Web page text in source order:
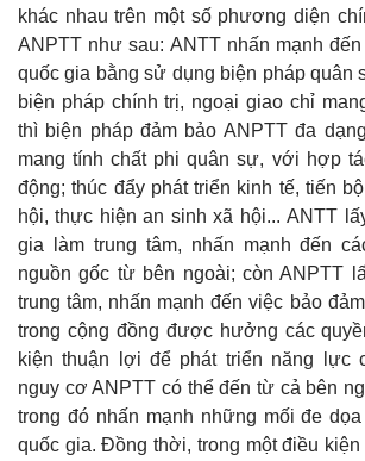
khác nhau trên một số phương diện
ANPTT như sau: ANTT nhấn mạnh
quốc gia bằng sử dụng biện pháp quân
biện pháp chính trị, ngoại giao chỉ
thì biện pháp đảm bảo ANPTT đa
mang tính chất phi quân sự, với hợp
động; thúc đẩy phát triển kinh tế, tiến
hội, thực hiện an sinh xã hội... ANTT
gia làm trung tâm, nhấn mạnh đến
nguồn gốc từ bên ngoài; còn ANPTT
trung tâm, nhấn mạnh đến việc bảo
trong cộng đồng được hưởng các
kiện thuận lợi để phát triển năng lực
nguy cơ ANPTT có thể đến từ cả bên
trong đó nhấn mạnh những mối đe
quốc gia. Đồng thời, trong một điều